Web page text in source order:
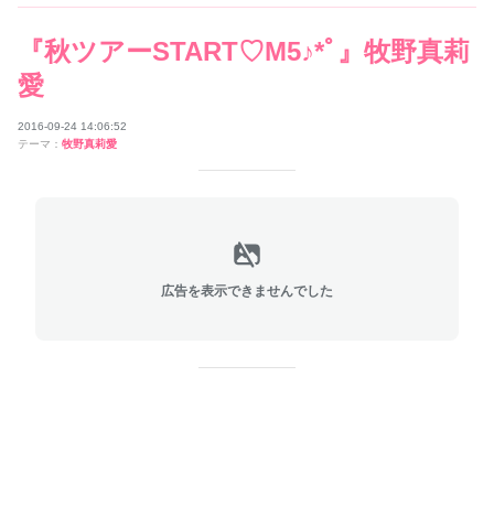
『秋ツアーSTART♡M5♪*ﾟ』牧野真莉
愛
2016-09-24 14:06:52
テーマ： 牧野真莉愛
広告を表示できませんでした